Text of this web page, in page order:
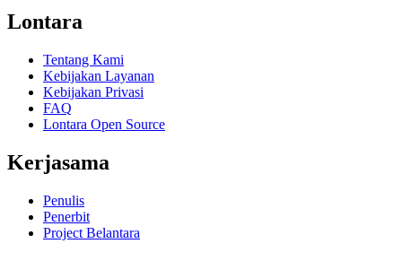
Lontara
Tentang Kami
Kebijakan Layanan
Kebijakan Privasi
FAQ
Lontara Open Source
Kerjasama
Penulis
Penerbit
Project Belantara